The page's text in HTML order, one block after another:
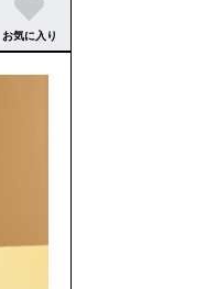
お気に入り